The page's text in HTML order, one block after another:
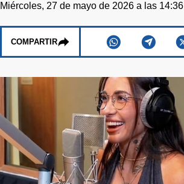
Miércoles, 27 de mayo de 2026 a las 14:36
COMPARTIR